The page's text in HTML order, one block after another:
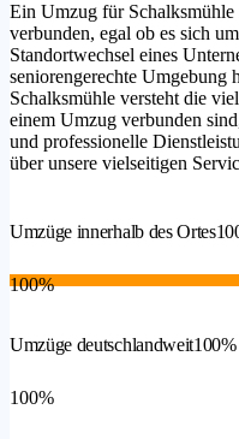
Ein Umzug für
verbunden, egal ob es sich
Standortwechsel eines
seniorengerechte Umgebung
Schalksmühle versteht die
einem Umzug verbunden
und professionelle
über unsere vielseitigen
Umzüge innerhalb des Ortes
100%
Umzüge deutschlandweit100%
100%